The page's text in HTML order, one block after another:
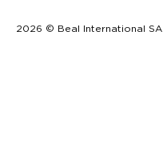
2026 © Beal International SA